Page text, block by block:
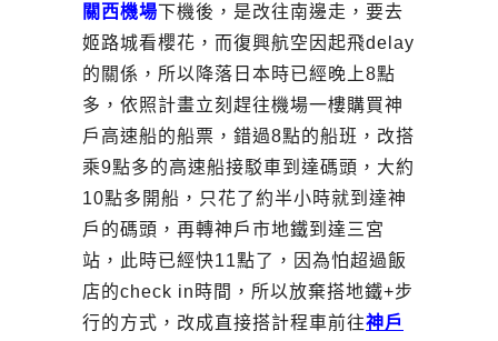
關西機場下機後，是改往南邊走，要去
姬路城看櫻花，而復興航空因起飛delay
的關係，所以降落日本時已經晚上8點
多，依照計畫立刻趕往機場一樓購買神
戶高速船的船票，錯過8點的船班，改搭
乘9點多的高速船接駁車到達碼頭，大約
10點多開船，只花了約半小時就到達神
戶的碼頭，再轉神戶市地鐵到達三宮
站，此時已經快11點了，因為怕超過飯
店的check in時間，所以放棄搭地鐵+步
行的方式，改成直接搭計程車前往神戶